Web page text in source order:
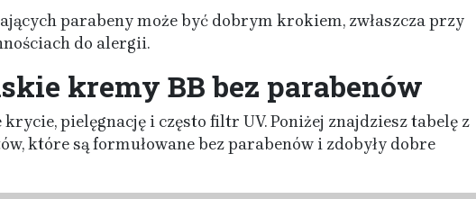
parabeny może być dobrym krokiem, zwłaszcza przy
do alergii.
kremy BB bez parabenów
pielęgnację i często filtr UV. Poniżej znajdziesz tabelę z
które są formułowane bez parabenów i zdobyły dobre